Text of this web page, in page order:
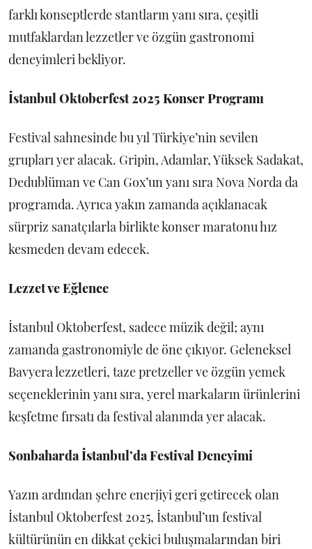
farklı konseptlerde stantların yanı sıra, çeşitli
mutfaklardan lezzetler ve özgün gastronomi
deneyimleri bekliyor.
İstanbul Oktoberfest 2025 Konser Programı
Festival sahnesinde bu yıl Türkiye’nin sevilen
grupları yer alacak. Gripin, Adamlar, Yüksek Sadakat,
Dedublüman ve Can Gox’un yanı sıra Nova Norda da
programda. Ayrıca yakın zamanda açıklanacak
sürpriz sanatçılarla birlikte konser maratonu hız
kesmeden devam edecek.
Lezzet ve Eğlence
İstanbul Oktoberfest, sadece müzik değil; aynı
zamanda gastronomiyle de öne çıkıyor. Geleneksel
Bavyera lezzetleri, taze pretzeller ve özgün yemek
seçeneklerinin yanı sıra, yerel markaların ürünlerini
keşfetme fırsatı da festival alanında yer alacak.
Sonbaharda İstanbul’da Festival Deneyimi
Yazın ardından şehre enerjiyi geri getirecek olan
İstanbul Oktoberfest 2025, İstanbul’un festival
kültürünün en dikkat çekici buluşmalarından biri